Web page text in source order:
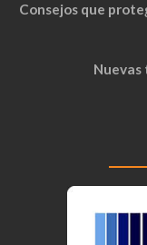
Consejos que
Nuevas